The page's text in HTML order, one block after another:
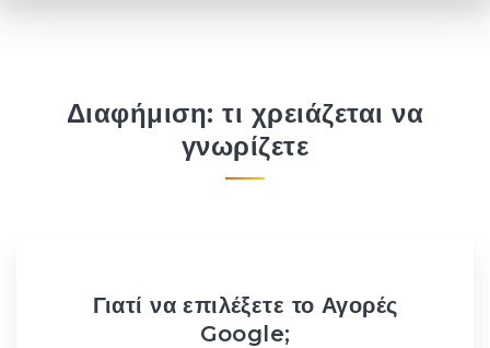
Διαφήμιση: τι χρειάζεται να
γνωρίζετε
Γιατί να επιλέξετε το Αγορές
Google;